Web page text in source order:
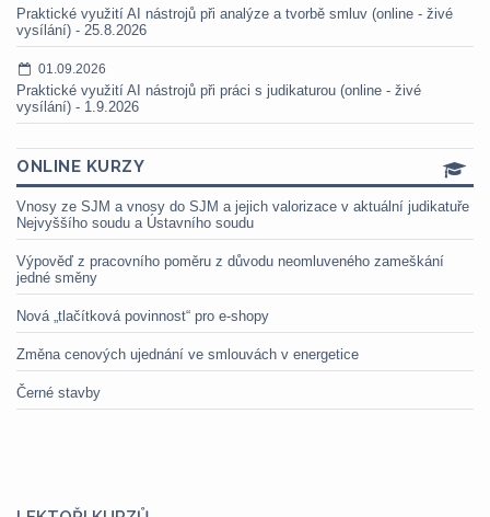
Praktické využití AI nástrojů při analýze a tvorbě smluv (online - živé
vysílání) - 25.8.2026
01.09.2026
Praktické využití AI nástrojů při práci s judikaturou (online - živé
vysílání) - 1.9.2026
ONLINE KURZY
Vnosy ze SJM a vnosy do SJM a jejich valorizace v aktuální judikatuře
Nejvyššího soudu a Ústavního soudu
Výpověď z pracovního poměru z důvodu neomluveného zameškání
jedné směny
Nová „tlačítková povinnost“ pro e-shopy
Změna cenových ujednání ve smlouvách v energetice
Černé stavby